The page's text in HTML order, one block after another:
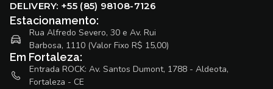
DELIVERY: +55 (85) 98108-7126
Estacionamento:
Rua Alfredo Severo, 30 e Av. Rui
Barbosa, 1110 (Valor Fixo R$ 15,00)
Em Fortaleza:
Entrada ROCK: Av. Santos Dumont, 1788 - Aldeota,
Fortaleza - CE